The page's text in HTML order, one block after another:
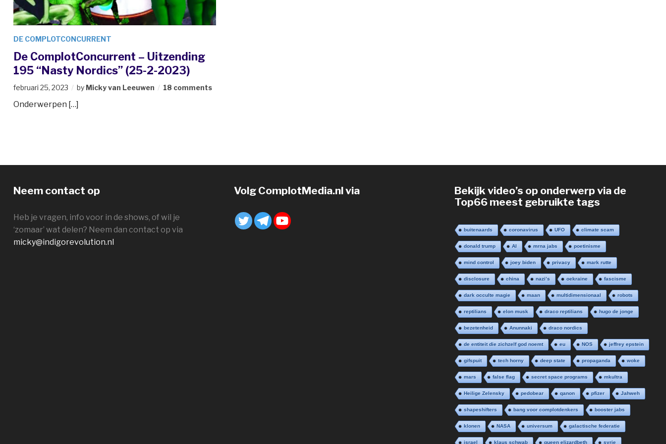
DE COMPLOTCONCURRENT
De ComplotConcurrent – Uitzending
195 “Nasty Nordics” (25-2-2023)
februari 25, 2023 by Micky van Leeuwen 18 comments
Onderwerpen […]
Neem contact op
Heb je vragen, info voor in de shows, of wil je
‘zomaar’ wat delen? Neem dan contact op via
micky@indigorevolution.nl
Volg ComplotMedia.nl via
Bekijk video’s op onderwerp via de
Top66 meest gebruikte tags
buitenaards coronavirus UFO climate scam
donald trump AI mrna jabs poetinisme
mind control joey biden privacy mark rutte
disclosure china nazi’s oekraine fascisme
dark occulte magie maan multidimensionaal robots
reptilians elon musk draco reptilians hugo de jonge
bezetenheid Anunnaki draco nordics
de entiteit die zichzelf god noemt eu NOS jeffrey epstein
gifspuit tech horny deep state propaganda woke
mars false flag secret space programs mkultra
Heilige Zelensky pedobear qanon pfizer Jahweh
shapeshifters bang voor complotdenkers booster jabs
klonen NASA universum galactische federatie
israel klaus schwab queen elizardbeth syrie